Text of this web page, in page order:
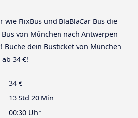
wie FlixBus und BlaBlaCar Bus die
von München nach Antwerpen
Buche dein Busticket von München
34 €!
34 €
13 Std 20 Min
00:30 Uhr